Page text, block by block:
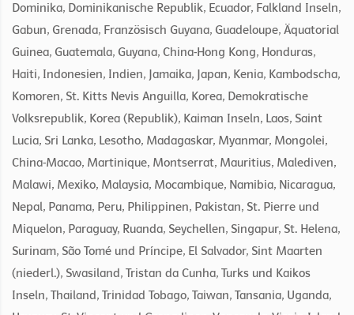
Dominika, Dominikanische Republik, Ecuador, Falkland Inseln,
Gabun, Grenada, Französisch Guyana, Guadeloupe, Äquatorial
Guinea, Guatemala, Guyana, China-Hong Kong, Honduras,
Haiti, Indonesien, Indien, Jamaika, Japan, Kenia, Kambodscha,
Komoren, St. Kitts Nevis Anguilla, Korea, Demokratische
Volksrepublik, Korea (Republik), Kaiman Inseln, Laos, Saint
Lucia, Sri Lanka, Lesotho, Madagaskar, Myanmar, Mongolei,
China-Macao, Martinique, Montserrat, Mauritius, Malediven,
Malawi, Mexiko, Malaysia, Mocambique, Namibia, Nicaragua,
Nepal, Panama, Peru, Philippinen, Pakistan, St. Pierre und
Miquelon, Paraguay, Ruanda, Seychellen, Singapur, St. Helena,
Surinam, São Tomé und Príncipe, El Salvador, Sint Maarten
(niederl.), Swasiland, Tristan da Cunha, Turks und Kaikos
Inseln, Thailand, Trinidad Tobago, Taiwan, Tansania, Uganda,